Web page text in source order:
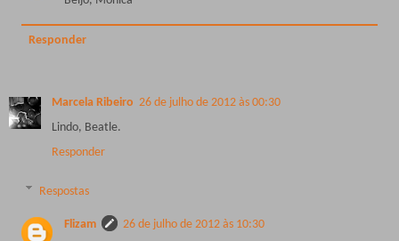
Responder
Marcela Ribeiro 26 de julho de 2012 às 00:30
Lindo, Beatle.
Responder
Respostas
Flizam
26 de julho de 2012 às 10:30